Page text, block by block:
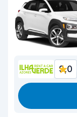
9,0